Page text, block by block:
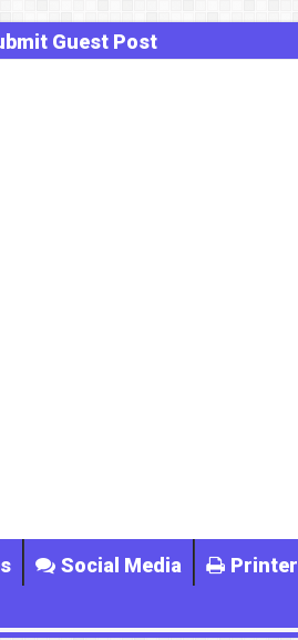
Guest Post
Social Media Printer